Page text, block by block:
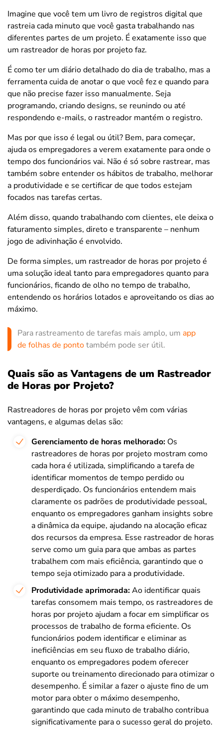
Imagine que você tem um livro de registros digital que
rastreia cada minuto que você gasta trabalhando nas
diferentes partes de um projeto. É exatamente isso que
um rastreador de horas por projeto faz.
É como ter um diário detalhado do dia de trabalho, mas a
ferramenta cuida de anotar o que você fez e quando para
que não precise fazer isso manualmente. Seja
programando, criando designs, se reunindo ou até
respondendo e-mails, o rastreador mantém o registro.
Mas por que isso é legal ou útil? Bem, para começar,
ajuda os empregadores a verem exatamente para onde o
tempo dos funcionários vai. Não é só sobre rastrear, mas
também sobre entender os hábitos de trabalho, melhorar
a produtividade e se certificar de que todos estejam
focados nas tarefas certas.
Além disso, quando trabalhando com clientes, ele deixa o
faturamento simples, direto e transparente – nenhum
jogo de adivinhação é envolvido.
De forma simples, um rastreador de horas por projeto é
uma solução ideal tanto para empregadores quanto para
funcionários, ficando de olho no tempo de trabalho,
entendendo os horários lotados e aproveitando os dias ao
máximo.
Para rastreamento de tarefas mais amplo, um app
de folhas de pontotambém pode ser útil.
Quais são as Vantagens de um Rastreador
de Horas por Projeto?
Rastreadores de horas por projeto vêm com várias
vantagens, e algumas delas são:
Gerenciamento de horas melhorado: Os
rastreadores de horas por projeto mostram como
cada hora é utilizada, simplificando a tarefa de
identificar momentos de tempo perdido ou
desperdiçado. Os funcionários entendem mais
claramente os padrões de produtividade pessoal,
enquanto os empregadores ganham insights sobre
a dinâmica da equipe, ajudando na alocação eficaz
dos recursos da empresa. Esse rastreador de horas
serve como um guia para que ambas as partes
trabalhem com mais eficiência, garantindo que o
tempo seja otimizado para a produtividade.
Produtividade aprimorada:Ao identificar quais
tarefas consomem mais tempo, os rastreadores de
horas por projeto ajudam a focar em simplificar os
processos de trabalho de forma eficiente. Os
funcionários podem identificar e eliminar as
ineficiências em seu fluxo de trabalho diário,
enquanto os empregadores podem oferecer
suporte ou treinamento direcionado para otimizar o
desempenho. É similar a fazer o ajuste fino de um
motor para obter o máximo desempenho,
garantindo que cada minuto de trabalho contribua
significativamente para o sucesso geral do projeto.